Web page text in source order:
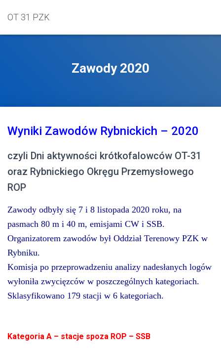
OT 31 PZK
Zawody 2020
Wyniki Zawodów Rybnickich – 2020
czyli Dni aktywności krótkofalowców OT-31
oraz Rybnickiego Okręgu Przemysłowego
ROP
Zawody odbyły się 7 i 8 listopada 2020 roku, na
pasmach 80 m i 40 m, emisjami CW i SSB.
Organizatorem zawodów był Oddział Terenowy PZK w
Rybniku.
Komisja po przeprowadzeniu analizy nadesłanych logów
wyłoniła zwycięzców w poszczególnych kategoriach.
Sklasyfikowano 179 stacji w 6 kategoriach.
Kategoria A – stacje spoza ROP – SSB